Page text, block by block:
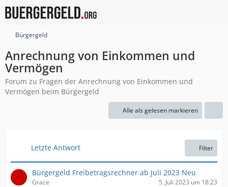
Bürgergeld
Anrechnung von Einkommen und
Vermögen
Forum zu Fragen der Anrechnung von Einkommen und
Vermögen beim Bürgergeld
Alle als gelesen markieren
Letzte Antwort Filter
Bürgergeld Freibetragsrechner ab Juli 2023 Neu
Grace 5. Juli 2023 um 18:23